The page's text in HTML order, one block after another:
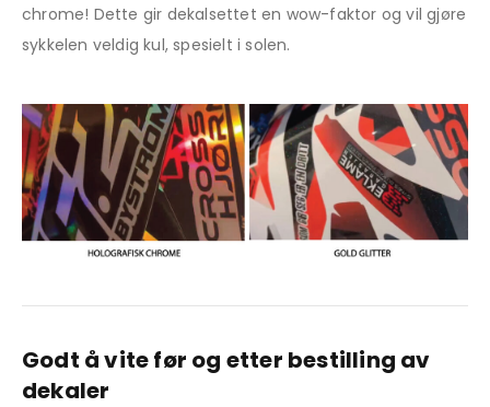
chrome! Dette gir dekalsettet en wow-faktor og vil gjøre
sykkelen veldig kul, spesielt i solen.
Godt å vite før og etter bestilling av
dekaler